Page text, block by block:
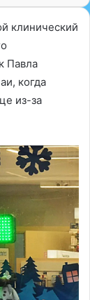
клинический
Павла
когда
из-за